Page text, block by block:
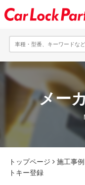
メー
トップページ 施工事例
トキー登録